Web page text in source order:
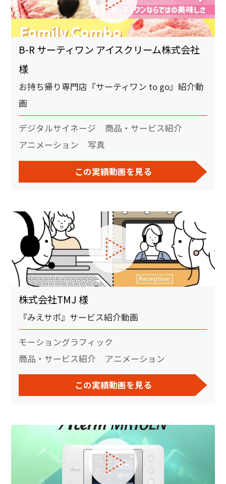
B-R サーティワン アイスクリーム株式会社
様
お持ち帰り専門店『サーティワン to go』紹介動
画
デジタルサイネージ
商品・サービス紹介
アニメーション
写真
この実績動画を見る
株式会社TMJ 様
『みえサポ』サービス紹介動画
モーショングラフィック
商品・サービス紹介
アニメーション
この実績動画を見る